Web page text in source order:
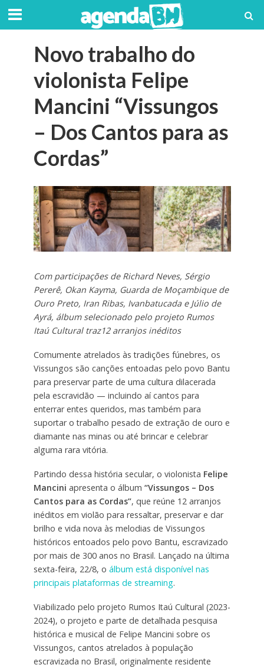
Novo trabalho do
violonista Felipe
Mancini “Vissungos
– Dos Cantos para as
Cordas”
Com participações de Richard Neves, Sérgio
Pererê, Okan Kayma, Guarda de Moçambique de
Ouro Preto, Iran Ribas, Ivanbatucada e Júlio de
Ayrá, álbum selecionado pelo projeto Rumos
Itaú Cultural traz12 arranjos inéditos
Comumente atrelados às tradições fúnebres, os
Vissungos são canções entoadas pelo povo Bantu
para preservar parte de uma cultura dilacerada
pela escravidão — incluindo aí cantos para
enterrar entes queridos, mas também para
suportar o trabalho pesado de extração de ouro e
diamante nas minas ou até brincar e celebrar
alguma rara vitória.
Partindo dessa história secular, o violonista Felipe
Mancini apresenta o álbum “Vissungos – Dos
Cantos para as Cordas”, que reúne 12 arranjos
inéditos em violão para ressaltar, preservar e dar
brilho e vida nova às melodias de Vissungos
históricos entoados pelo povo Bantu, escravizado
por mais de 300 anos no Brasil. Lançado na última
sexta-feira, 22/8, o álbum está disponível nas
principais plataformas de streaming.
Viabilizado pelo projeto Rumos Itaú Cultural (2023-
2024), o projeto e parte de detalhada pesquisa
histórica e musical de Felipe Mancini sobre os
Vissungos, cantos atrelados à população
escravizada no Brasil, originalmente residente